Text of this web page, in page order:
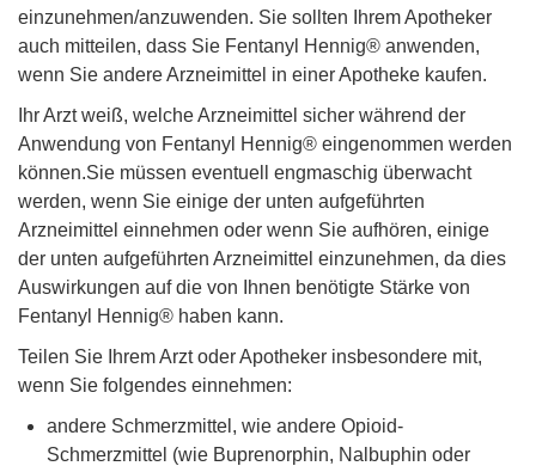
einzunehmen/anzuwenden. Sie sollten Ihrem Apotheker
auch mitteilen, dass Sie Fentanyl Hennig® anwenden,
wenn Sie andere Arzneimittel in einer Apotheke kaufen.
Ihr Arzt weiß, welche Arzneimittel sicher während der
Anwendung von Fentanyl Hennig® eingenommen werden
können.Sie müssen eventuell engmaschig überwacht
werden, wenn Sie einige der unten aufgeführten
Arzneimittel einnehmen oder wenn Sie aufhören, einige
der unten aufgeführten Arzneimittel einzunehmen, da dies
Auswirkungen auf die von Ihnen benötigte Stärke von
Fentanyl Hennig® haben kann.
Teilen Sie Ihrem Arzt oder Apotheker insbesondere mit,
wenn Sie folgendes einnehmen:
andere Schmerzmittel, wie andere Opioid-
Schmerzmittel (wie Buprenorphin, Nalbuphin oder